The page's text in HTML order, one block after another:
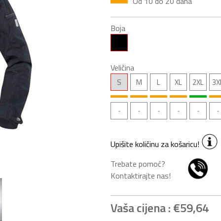
Boja
Veličina
S M L XL 2XL
Upišite količinu za košaricu!
Trebate pomoć?
Kontaktirajte nas!
Vaša cijena :€59,64